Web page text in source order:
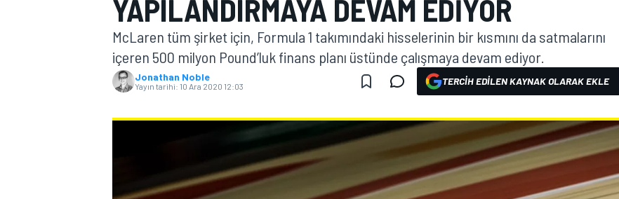
MOTOGP
YAPILANDIRMAYA DEVAM EDIYOR
McLaren tüm şirket için, Formula 1 takımındaki hisselerinin bir kısmını da satmalarını
içeren 500 milyon Pound’luk finans planı üstünde çalışmaya devam ediyor.
Jonathan Noble
Yayın tarihi: 10 Ara 2020 12:03 TERCIH EDILEN KAYNAK OLARAK EKLE